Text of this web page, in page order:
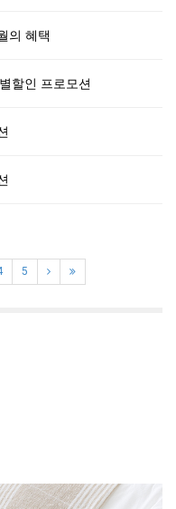
의 혜택
할인 프로모션
5